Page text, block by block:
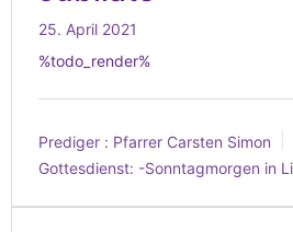
25. April 2021
%todo_render%
Prediger : Pfarrer Carsten Simon
Gottesdienst: -Sonntagmorgen in